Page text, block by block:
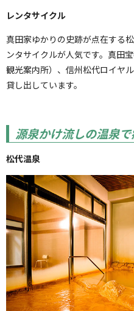
レンタサイクル
真田家ゆかりの史跡が点在する
ンタサイクルが人気です。真田
観光案内所）、信州松代ロイヤ
貸し出しています。
源泉かけ流しの温泉
松代温泉